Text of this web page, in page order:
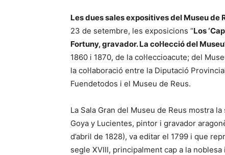
Les dues sales expositives del Museu de
23 de setembre, les exposicions “Los
Fortuny, gravador. La col·lecció del Museu
1860 i 1870, de la col·leccioacute; del
la col·laboració entre la Diputació
Fuendetodos i el Museu de Reus.
La Sala Gran del Museu de Reus mostra
Goya y Lucientes, pintor i gravador
d’abril de 1828), va editar el 1799 i que
segle XVIII, principalment cap a la